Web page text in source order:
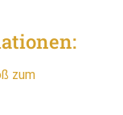
zum